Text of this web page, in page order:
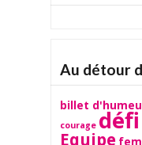
TAP
Au détour
billet
courage défi
Equipe